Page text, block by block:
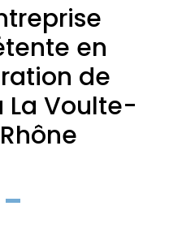
en
de
La Voulte-